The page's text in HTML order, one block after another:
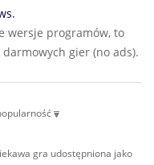
wersje programów, to
gier (no ads).
gra udostępniona jako